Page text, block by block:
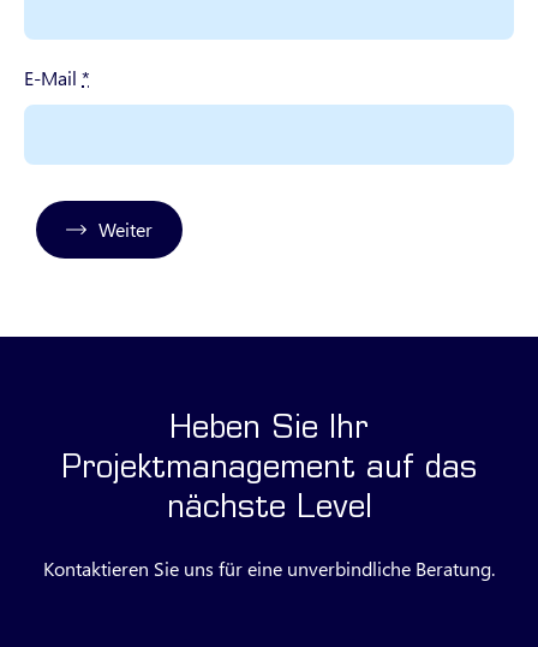
E-Mail *
Weiter
Heben Sie Ihr
Projektmanagement auf das
nächste Level
Kontaktieren Sie uns für eine unverbindliche Beratung.